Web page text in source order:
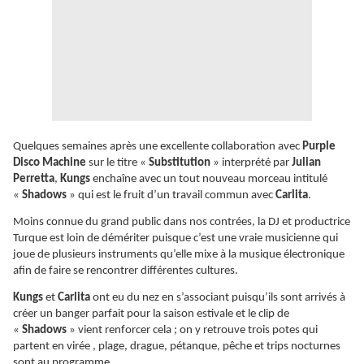
Quelques semaines après une excellente collaboration avec Purple
Disco Machine sur le titre « Substitution » interprété par Julian
Perretta, Kungs enchaîne avec un tout nouveau morceau intitulé
« Shadows » qui est le fruit d’un travail commun avec Carlita.
Moins connue du grand public dans nos contrées, la DJ et productrice
Turque est loin de démériter puisque c’est une vraie musicienne qui
joue de plusieurs instruments qu’elle mixe à la musique électronique
afin de faire se rencontrer différentes cultures.
Kungs et Carlita ont eu du nez en s’associant puisqu’ils sont arrivés à
créer un banger parfait pour la saison estivale et le clip de
« Shadows » vient renforcer cela ; on y retrouve trois potes qui
partent en virée , plage, drague, pétanque, pêche et trips nocturnes